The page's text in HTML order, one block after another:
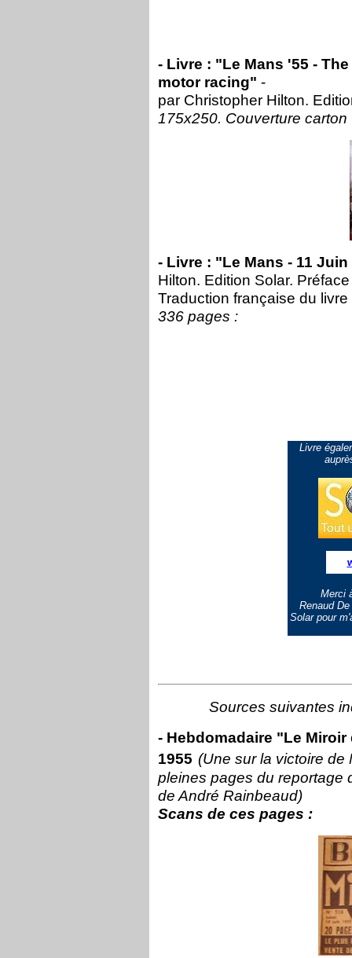
- Livre : "Le Mans '55 -
motor racing" -
par Christopher Hilton.
175x250. Couverture
- Livre : "Le Mans - 11
Hilton. Edition Solar.
Traduction française du
336 pages :
Livre
Merci
Renaud
Solar pour
Sources suivantes
- Hebdomadaire "Le
1955 (Une sur la victoire de
pleines pages du reportage
de André Rainbeaud)
Scans de ces pages :